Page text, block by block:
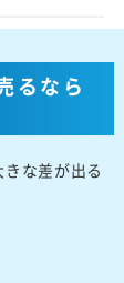
るなら
な差が出る